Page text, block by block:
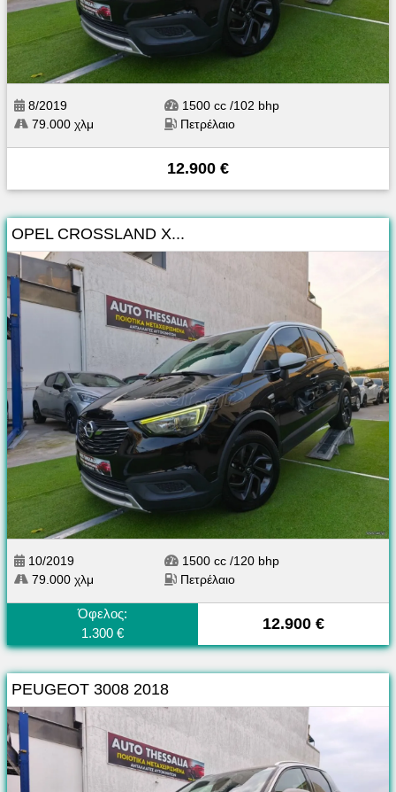
8/2019
79.000 χλμ
1500 cc /102 bhp
Πετρέλαιο
12.900 €
OPEL CROSSLAND X...
10/2019
79.000 χλμ
1500 cc /120 bhp
Πετρέλαιο
Όφελος:
1.300 €
12.900 €
PEUGEOT 3008 2018